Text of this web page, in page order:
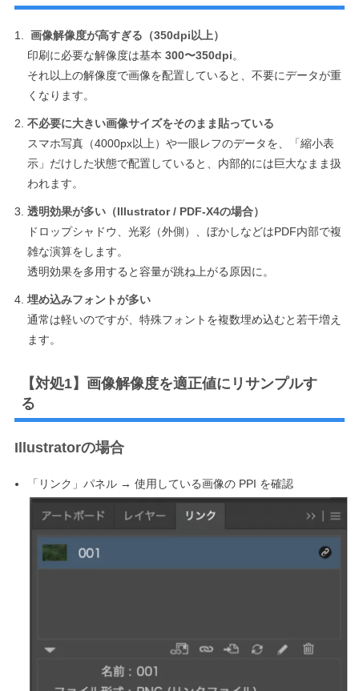
画像解像度が高すぎる（350dpi以上）
印刷に必要な解像度は基本 300〜350dpi。
それ以上の解像度で画像を配置していると、不要にデータが重
くなります。
不必要に大きい画像サイズをそのまま貼っている
スマホ写真（4000px以上）や一眼レフのデータを、「縮小表
示」だけした状態で配置していると、内部的には巨大なまま扱
われます。
透明効果が多い（Illustrator / PDF-X4の場合）
ドロップシャドウ、光彩（外側）、ぼかしなどはPDF内部で複
雑な演算をします。
透明効果を多用すると容量が跳ね上がる原因に。
埋め込みフォントが多い
通常は軽いのですが、特殊フォントを複数埋め込むと若干増え
ます。
【対処1】画像解像度を適正値にリサンプルす
る
Illustratorの場合
「リンク」パネル → 使用している画像の PPI を確認